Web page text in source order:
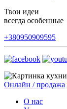
Твои идеи
всегда особенные
+380950909595
Онлайн / продажа
О нас